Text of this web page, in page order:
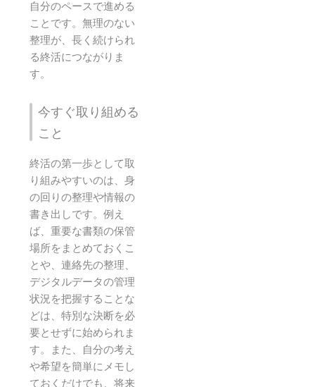
自分のペースで進める
ことです。無理のない
整理が、長く続けられ
る終活につながりま
す。
今すぐ取り組める
こと
終活の第一歩として取
り組みやすいのは、身
の回りの整理や情報の
書き出しです。例え
ば、重要な書類の保管
場所をまとめておくこ
とや、連絡先の整理、
デジタルデータの管理
状況を把握することな
どは、特別な決断を必
要とせずに始められま
す。また、自分の考え
や希望を簡単にメモし
ておくだけでも、将来